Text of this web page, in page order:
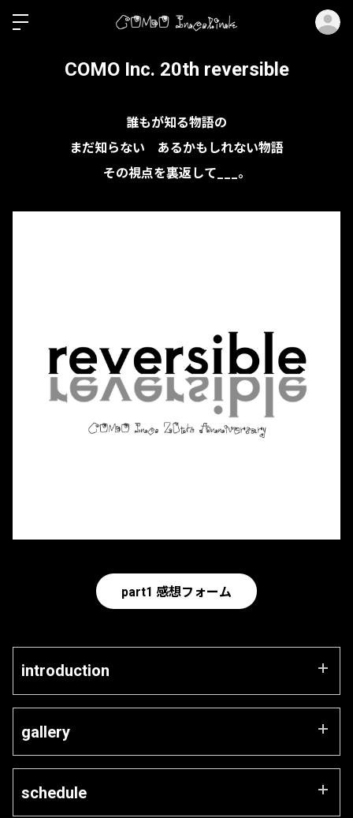
COMO Inc. 20th reversible
誰もが知る物語の
まだ知らない あるかもしれない物語
その視点を裏返して___。
part1 感想フォーム
introduction
舞台は、物語の中の世界。
gallery
〒111-1051 東京都台東区蔵前2-1-23 蔵前第2ビル5F
schedule